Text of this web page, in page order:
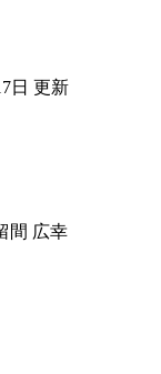
日 更新
間 広幸